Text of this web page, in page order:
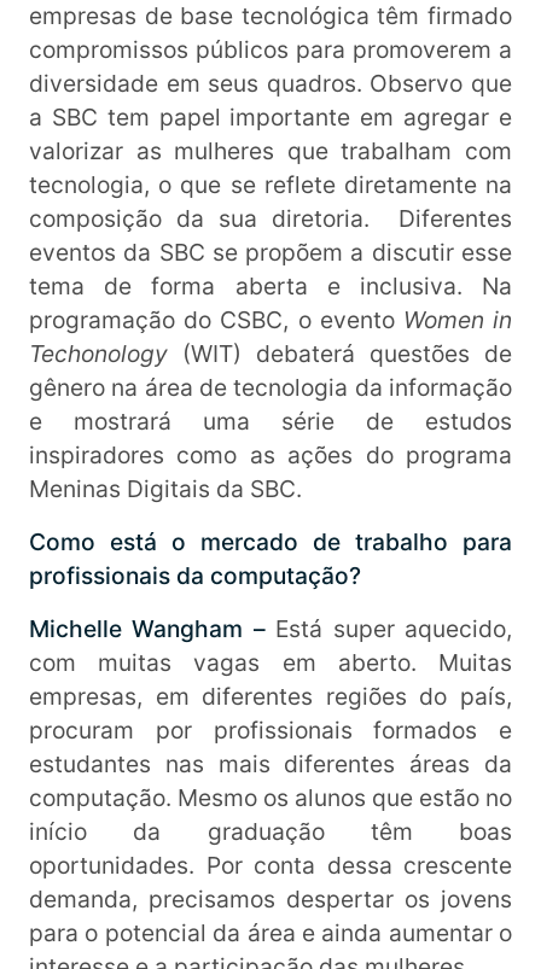
empresas de base tecnológica têm firmado
compromissos públicos para promoverem a
diversidade em seus quadros. Observo que
a SBC tem papel importante em agregar e
valorizar as mulheres que trabalham com
tecnologia, o que se reflete diretamente na
composição da sua diretoria. Diferentes
eventos da SBC se propõem a discutir esse
tema de forma aberta e inclusiva. Na
programação do CSBC, o evento Women in
Techonology (WIT) debaterá questões de
gênero na área de tecnologia da informação
e mostrará uma série de estudos
inspiradores como as ações do programa
Meninas Digitais da SBC.
Como está o mercado de trabalho para
profissionais da computação?
Michelle Wangham – Está super aquecido,
com muitas vagas em aberto. Muitas
empresas, em diferentes regiões do país,
procuram por profissionais formados e
estudantes nas mais diferentes áreas da
computação. Mesmo os alunos que estão no
início da graduação têm boas
oportunidades. Por conta dessa crescente
demanda, precisamos despertar os jovens
para o potencial da área e ainda aumentar o